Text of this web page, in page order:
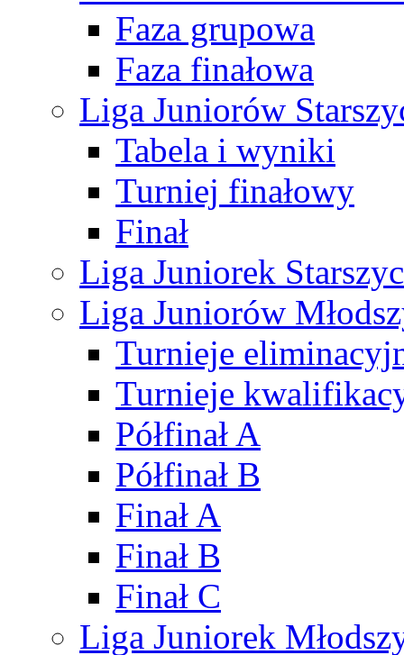
Faza grupowa
Faza finałowa
Liga Juniorów
Tabela i wyniki
Turniej finałowy
Finał
Liga Juniorek
Liga Juniorów
Turnieje
Turnieje
Półfinał A
Półfinał B
Finał A
Finał B
Finał C
Liga Juniorek